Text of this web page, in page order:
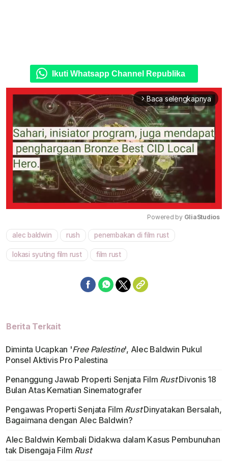
Ikuti Whatsapp Channel Republika
arrow_forward_ios Baca selengkapnya
Powered by GliaStudios
alec baldwin rush penembakan di film rust
lokasi syuting film rust film rust
Berita Terkait
Diminta Ucapkan 'Free Palestine', Alec Baldwin Pukul
Ponsel Aktivis Pro Palestina
Penanggung Jawab Properti Senjata Film RustDivonis 18
Bulan Atas Kematian Sinematografer
Pengawas Properti Senjata Film RustDinyatakan Bersalah,
Bagaimana dengan Alec Baldwin?
Alec Baldwin Kembali Didakwa dalam Kasus Pembunuhan
tak Disengaja Film Rust